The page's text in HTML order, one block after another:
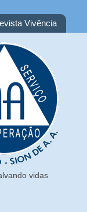
Vivência
vidas